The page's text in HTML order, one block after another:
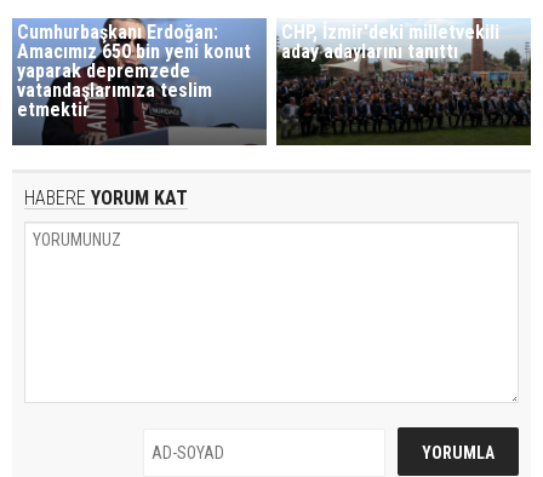
Cumhurbaşkanı Erdoğan:
Amacımız 650 bin yeni konut
yaparak depremzede
vatandaşlarımıza teslim
etmektir
CHP, İzmir'deki milletvekili
aday adaylarını tanıttı
HABERE YORUM KAT